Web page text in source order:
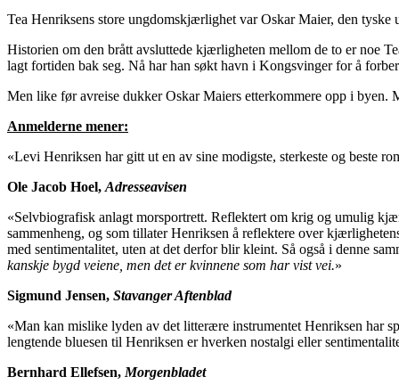
Tea Henriksens store ungdomskjærlighet var Oskar Maier, den
Historien om den brått avsluttede kjærligheten mellom de to er noe
lagt fortiden bak seg. Nå har han søkt havn i Kongsvinger for å
Men like før avreise dukker Oskar Maiers etterkommere opp i byen.
Anmelderne mener:
«Levi Henriksen har gitt ut en av sine modigste, sterkeste og beste
Ole Jacob Hoel, Adresseavisen
«Selvbiografisk anlagt morsportrett. Reflektert om krig og umulig
sammenheng, og som tillater Henriksen å reflektere over
med sentimentalitet, uten at det derfor blir kleint. Så også i denne
kanskje bygd veiene, men det er kvinnene som har vist vei.»
Sigmund Jensen, Stavanger Aftenblad
«Man kan mislike lyden av det litterære instrumentet Henriksen har
lengtende bluesen til Henriksen er hverken nostalgi eller
Bernhard Ellefsen, Morgenbladet